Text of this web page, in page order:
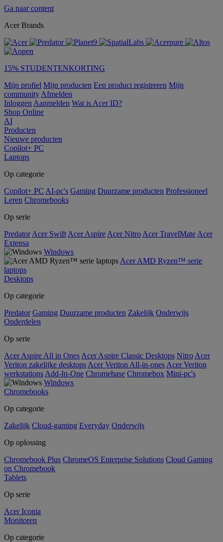
Ga naar content
Acer Brands
15% STUDENTENKORTING
Mijn profiel Mijn producten Een product registreren Mijn
community Afmelden
Inloggen Aanmelden Wat is Acer ID?
Shop Online
AI
Producten
Nieuwe producten
Copilot+ PC
Laptops
Op categorie
Copilot+ PC AI-pc's Gaming Duurzame producten Professioneel
Leren Chromebooks
Op serie
Predator Acer Swift Acer Aspire Acer Nitro Acer TravelMate Acer
Extensa
Windows
Acer AMD Ryzen™ serie
laptops
Desktops
Op categorie
Predator Gaming Duurzame producten Zakelijk Onderwijs
Onderdelen
Op serie
Acer Aspire All in Ones Acer Aspire Classic Desktops Nitro Acer
Veriton zakelijke desktops Acer Veriton All-in-ones Acer Veriton
werkstations Add-In-One Chromebase Chromebox Mini-pc's
Windows
Chromebooks
Op categorie
Zakelijk Cloud-gaming Everyday Onderwijs
Op oplossing
Chromebook Plus ChromeOS Enterprise Solutions Cloud Gaming
on Chromebook
Tablets
Op serie
Acer Iconia
Monitoren
Op categorie